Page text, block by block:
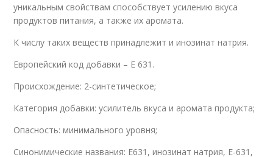
уникальным свойствам способствует усилению вкуса
продуктов питания, а также их аромата.
К числу таких веществ принадлежит и инозинат натрия.
Европейский код добавки – Е 631.
Происхождение: 2-синтетическое;
Категория добавки: усилитель вкуса и аромата продукта;
Опасность: минимального уровня;
Синонимические названия: Е631, инозинат натрия, Е-631,